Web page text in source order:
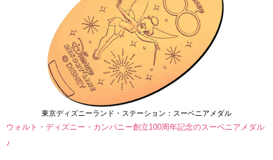
東京ディズニーランド・ステーション：スーベニアメダル
ウォルト・ディズニー・カンパニー創立100周年記念のスーベニアメダル
♪